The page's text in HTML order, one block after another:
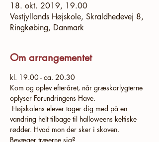
18. okt. 2019, 19.00
Vestjyllands Højskole, Skraldhedevej 8,
Ringkøbing, Danmark
Om arrangementet
Kom og oplev efteråret, når græskarlygterne
oplyser Forundringens Have.
vandring helt tilbage til halloweens keltiske
rødder. Hvad mon der sker i skoven.